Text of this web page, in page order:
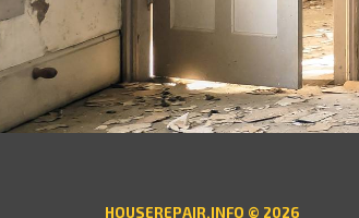
HOUSEREPAIR.INFO © 2026